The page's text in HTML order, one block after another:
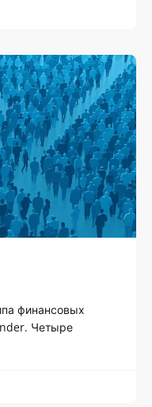
финансовых
Четыре